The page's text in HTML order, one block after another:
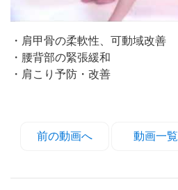
・肩甲骨の柔軟性、可動域改善
・腰背部の緊張緩和
・肩こり予防・改善
前の動画へ 動画一覧